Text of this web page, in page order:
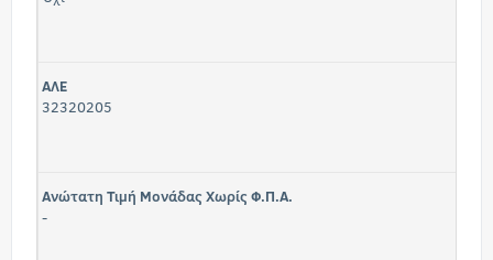
ΑΛΕ
32320205
Ανώτατη Τιμή Μονάδας Χωρίς Φ.Π.Α.
-